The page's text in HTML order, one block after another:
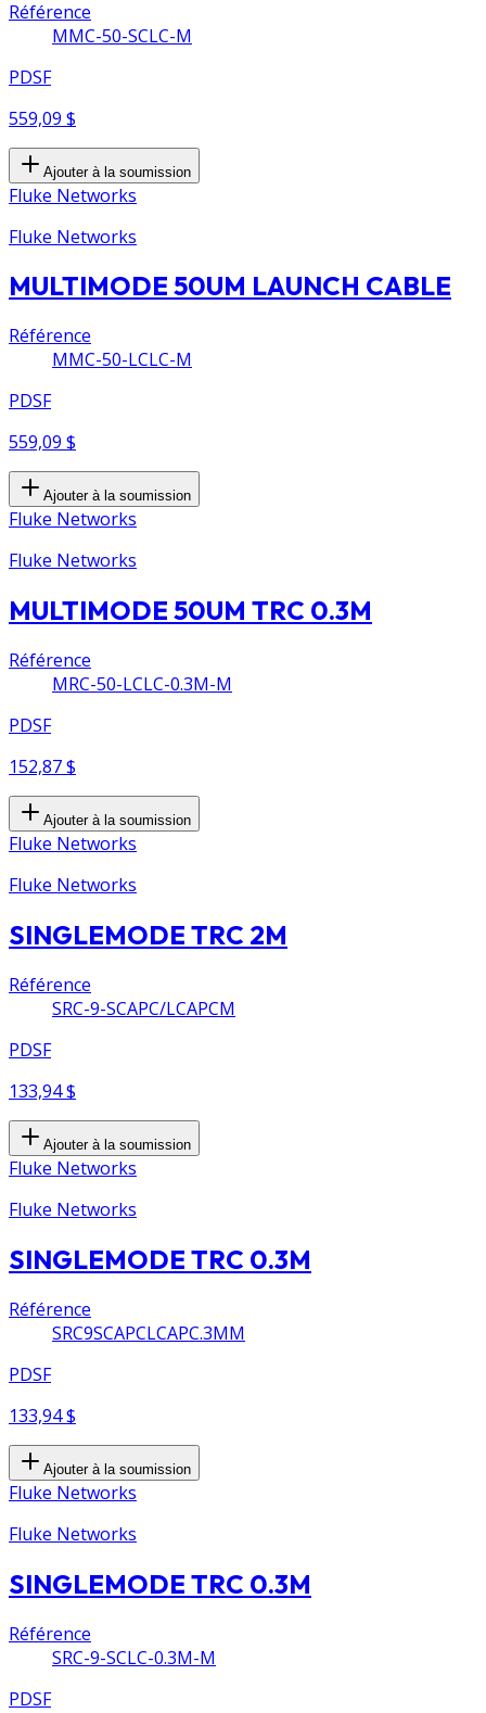
Référence
MMC-50-SCLC-M
PDSF
559,09 $
Ajouter à la soumission
Fluke Networks
Fluke Networks
MULTIMODE 50UM LAUNCH CABLE
Référence
MMC-50-LCLC-M
PDSF
559,09 $
Ajouter à la soumission
Fluke Networks
Fluke Networks
MULTIMODE 50UM TRC 0.3M
Référence
MRC-50-LCLC-0.3M-M
PDSF
152,87 $
Ajouter à la soumission
Fluke Networks
Fluke Networks
SINGLEMODE TRC 2M
Référence
SRC-9-SCAPC/LCAPCM
PDSF
133,94 $
Ajouter à la soumission
Fluke Networks
Fluke Networks
SINGLEMODE TRC 0.3M
Référence
SRC9SCAPCLCAPC.3MM
PDSF
133,94 $
Ajouter à la soumission
Fluke Networks
Fluke Networks
SINGLEMODE TRC 0.3M
Référence
SRC-9-SCLC-0.3M-M
PDSF